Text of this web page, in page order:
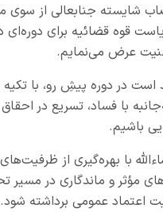
شایسته جنابعالی از
قوه قضائیه برای
عرض می‌نمایم.
است در دوره پیشِ رو، با
با فساد، تسریع در
باشیم.
با بهره‌گیری از
مؤثر و ماندگاری در
اعتماد عمومی برداشته شود.